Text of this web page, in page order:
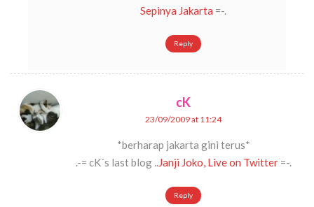
Sepinya Jakarta =-.
Reply
cK
23/09/2009 at 11:24
*berharap jakarta gini terus*
.-= cK´s last blog ..Janji Joko, Live on Twitter=-.
Reply